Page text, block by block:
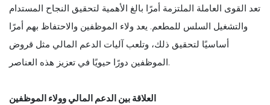
تعد القوى العاملة الملتزمة أمرًا بالغ الأهمية لتحقيق النجاح المستدام
والتشغيل السلس للمطعم. يعد ولاء الموظفين والاحتفاظ بهم أمرًا
أساسيًا لتحقيق ذلك، وتلعب آليات الدعم المالي مثل قروض
الموظفين دورًا حيويًا في تعزيز هذه العناصر.
العلاقة بين الدعم المالي وولاء الموظفين